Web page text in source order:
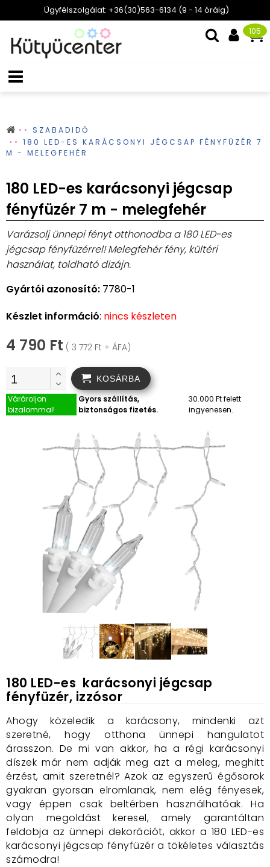
Ügyfélszolgálat: +36(30)563-6134 (9 - 14 óráig)
105
SZABADIDŐ
180 LED-ES KARÁCSONYI JÉGCSAP FÉNYFÜZÉR 7
M - MELEGFEHÉR
180 LED-es karácsonyi jégcsap
fényfüzér 7 m - melegfehér
Varázsolj ünnepi fényt otthonodba a 180 LED-es
jégcsap fényfüzérrel! Melegfehér fény, kültéri
használat, toldható dizájn.
Gyártói azonosító: 7780-1
Készlet információ: nincs készleten
4 790 Ft ( 3 772 Ft + ÁFA)
KOSÁRBA
Várároljon
bizalommal!
Gyors szállítás,
biztonságos fizetés.
30.000 Ft felett
ingyenesen.
180 LED-es karácsonyi jégcsap
fényfüzér, izzósor
Ahogy közeledik a karácsony, mindenki azt
szeretné, hogy otthona ünnepi hangulatot
árasszon. De mi van akkor, ha a régi karácsonyi
díszek már nem adják meg azt a meleg, meghitt
érzést, amit szeretnél? Azok az egyszerű égősorok
gyakran gyorsan elromlanak, nem elég fényesek,
vagy éppen csak beltérben használhatóak. Ha
olyan megoldást keresel, amely garantáltan
feldobja az ünnepi dekorációt, akkor a 180 LED-es
karácsonyi jégcsap fényfüzér a tökéletes választás
számodra!